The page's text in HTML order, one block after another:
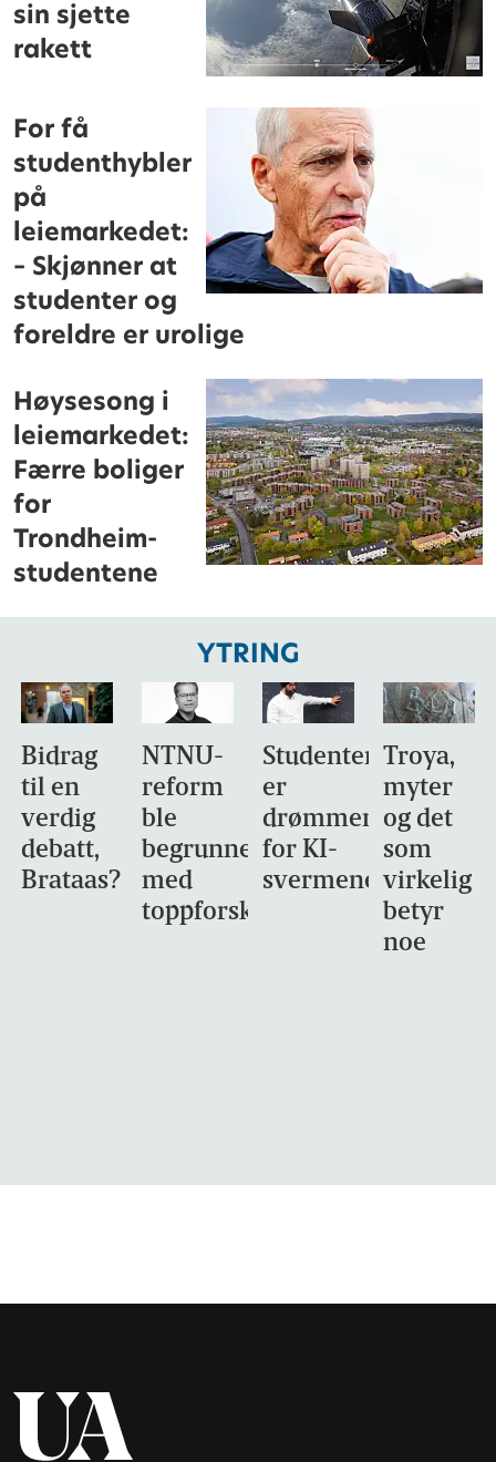
sin sjette
rakett
For få
studenthybler
på
leiemarkedet:
– Skjønner at
studenter og
foreldre er urolige
Høysesong i
leiemarkedet:
Færre boliger
for
Trondheim-
studentene
YTRING
Bidrag
til en
verdig
debatt,
Brataas?
NTNU-
reform
ble
begrunnet
med
toppforskning
Studentene
er
drømmemålet
for KI-
svermene
Troya,
myter
og det
som
virkelig
betyr
noe